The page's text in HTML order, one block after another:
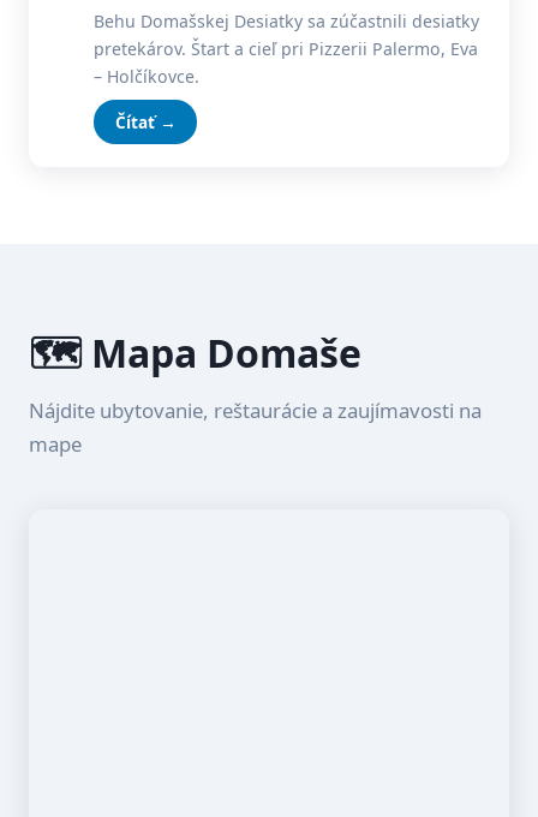
Behu Domašskej Desiatky sa zúčastnili desiatky
pretekárov. Štart a cieľ pri Pizzerii Palermo, Eva
– Holčíkovce.
Čítať →
🗺️ Mapa Domaše
Nájdite ubytovanie, reštaurácie a zaujímavosti na
mape